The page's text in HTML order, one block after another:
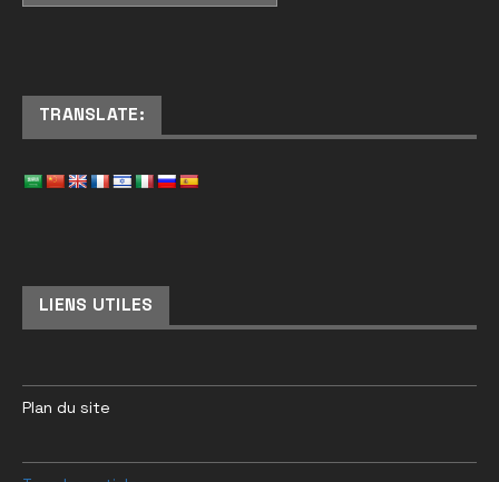
TRANSLATE:
LIENS UTILES
Plan du site